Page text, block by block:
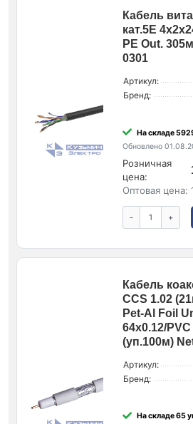
Кабель
кат.5E
PE Out.
0301
Артикул:
Бренд:
На складе
Обновлено
Розничная
цена:
Оптовая цена:
- +
Кабель
CCS 1.02
Pet-Al Foil
64х0.12/
(уп.100м)
Артикул:
Бренд:
На складе 65